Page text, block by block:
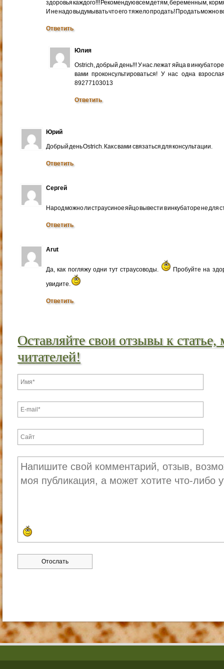
здоровья каждого!!! Рекомендую всем детям, беременным,
И не надо выдумывать что его тяжело продать! Продать можно
Ответить
Юлия
Ostrich, добрый день!!! У нас лежат яйца в
вами проконсультироваться! У нас одна
89277103013
Ответить
Юрий
Добрый день Ostrich. Как с вами связаться для консультации.
Ответить
Сергей
Народ можно ли страусиное яйцо вывести в инкубаторе не для
Ответить
Arut
Да, как погляжу одни тут страусоводы. Пробуйте на
увидите.
Ответить
Оставляйте свои отзывы к
читателей!